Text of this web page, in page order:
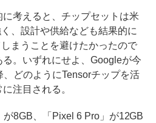
考えると、チップセットは米
、設計や供給なども結果的に
まうことを避けたかったので
。いずれにせよ、Googleが今
どのようにTensorチップを活
注目される。
8GB、「Pixel 6 Pro」が12GB